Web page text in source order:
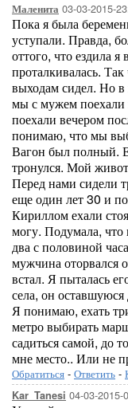
Маленита 03-03-2015-
Пока я была
уступали. Правда,
оттого, что ездила
проталкивалась.
выходам сидел. Но в
мы с мужем
поехали вечером
понимаю, что мы
Вагон был полный.
тронулся. Мой
Перед нами сидели
еще один лет 30 и
Кириллом ехали
могу. Подумала, что
два с половиной
мужчина оторвался
встал. Я пыталась
села, он
Я понимаю, ехать
метро выбирать
садиться самой, до
мне место.. Или не
Обратиться - Ответить -
Kar_Tanesi 04-03-2015-